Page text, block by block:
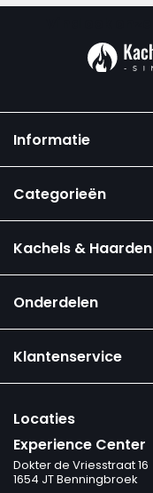
Informatie
Categorieën
Kachels & Haarden
Onderdelen
Klantenservice
Locaties
Experience Center
Dokter de Vriesstraat 16
1654 JT Benningbroek